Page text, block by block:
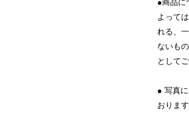
●商品に
よって
れる、
ないも
として
● 写真
おりま